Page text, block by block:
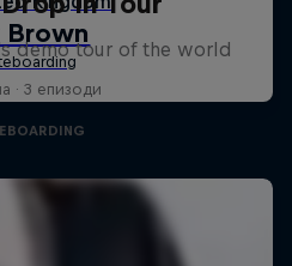
demo tour of the world
· 3 епизоди